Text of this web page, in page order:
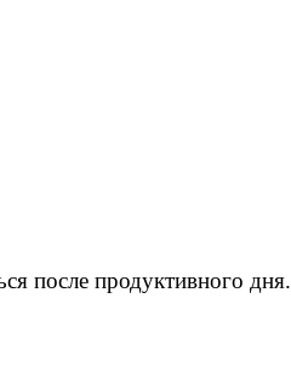
после продуктивного дня.